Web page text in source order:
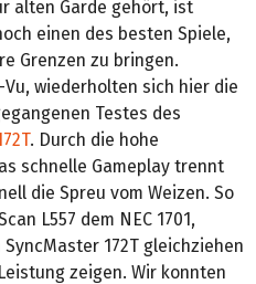
alten Garde gehört, ist
einen des besten Spiele,
Grenzen zu bringen.
wiederholten sich hier die
Testes des
. Durch die hohe
schnelle Gameplay trennt
die Spreu vom Weizen. So
L557 dem NEC 1701,
172T gleichziehen
zeigen. Wir konnten